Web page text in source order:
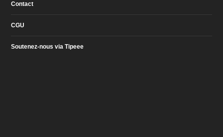
Contact
CGU
Soutenez-nous via Tipeee